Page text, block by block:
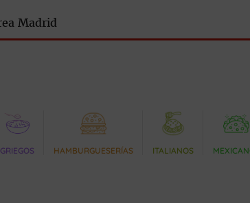
GRIEGOS HAMBURGUESERÍAS ITALIANOS